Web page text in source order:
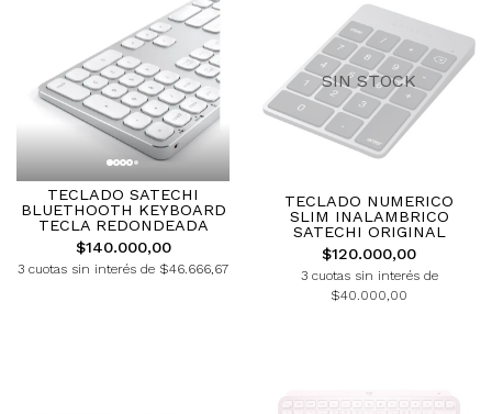
TECLADO SATECHI
BLUETHOOTH KEYBOARD
TECLA REDONDEADA
$140.000,00
3 cuotas sin interés de $46.666,67
SIN STOCK
TECLADO NUMERICO
SLIM INALAMBRICO
SATECHI ORIGINAL
$120.000,00
3 cuotas sin interés de
$40.000,00